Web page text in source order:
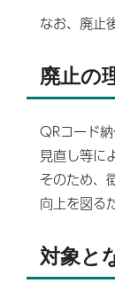
なお、廃止
廃止の
QRコード
見直し等に
そのため、
向上を図る
対象と